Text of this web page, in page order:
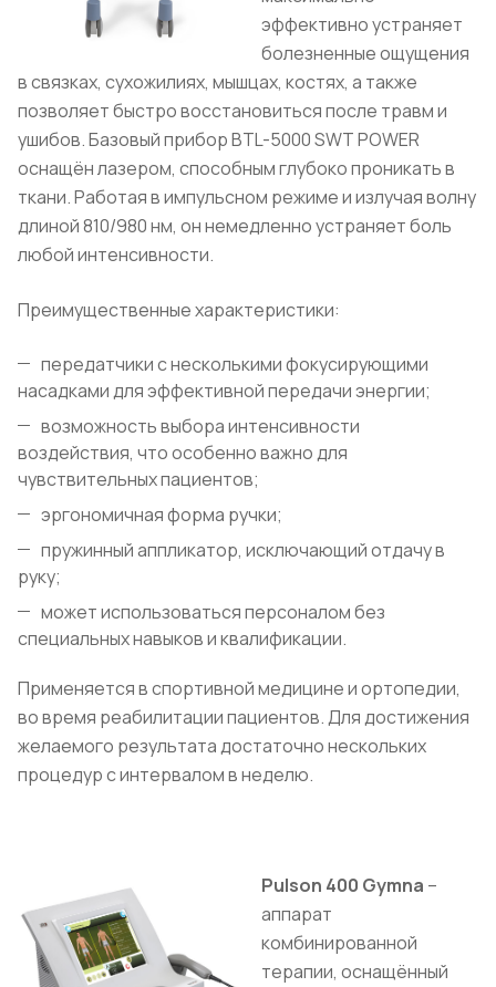
эффективно устраняет
болезненные ощущения
в связках, сухожилиях, мышцах, костях, а также
позволяет быстро восстановиться после травм и
ушибов. Базовый прибор BTL-5000 SWT POWER
оснащён лазером, способным глубоко проникать в
ткани. Работая в импульсном режиме и излучая волну
длиной 810/980 нм, он немедленно устраняет боль
любой интенсивности.
Преимущественные характеристики:
передатчики с несколькими фокусирующими
насадками для эффективной передачи энергии;
возможность выбора интенсивности
воздействия, что особенно важно для
чувствительных пациентов;
эргономичная форма ручки;
пружинный аппликатор, исключающий отдачу в
руку;
может использоваться персоналом без
специальных навыков и квалификации.
Применяется в спортивной медицине и ортопедии,
во время реабилитации пациентов. Для достижения
желаемого результата достаточно нескольких
процедур с интервалом в неделю.
Pulson 400 Gymna –
аппарат
комбинированной
терапии, оснащённый